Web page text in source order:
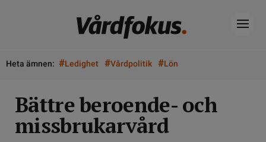
Heta ämnen: #Ledighet #Vårdpolitik #Lön
Bättre beroende- och
missbrukarvård